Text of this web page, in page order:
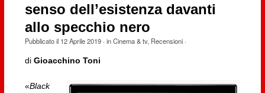
senso dell’esistenza davanti
allo specchio nero
Pubblicato il 12 Aprile 2019· inCinema & tv, Recensioni·
di Gioacchino Toni
«Black